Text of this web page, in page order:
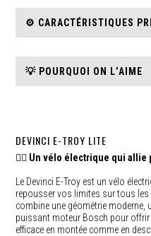
⚙️ CARACTÉRISTIQUES
💡 POURQUOI ON L’AIME
DEVINCI E-TROY LITE
🚵‍♂️ Un vélo électrique qui allie
Le Devinci E-Troy est un vélo
repousser vos limites sur tous les
combine une géométrie
puissant moteur Bosch pour
efficace en montée comme en